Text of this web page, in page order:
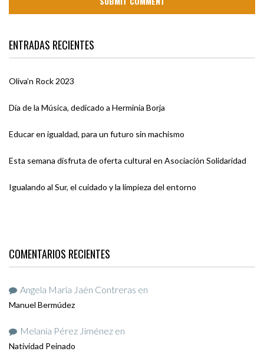
ENTRADAS RECIENTES
Oliva’n Rock 2023
Día de la Música, dedicado a Herminia Borja
Educar en igualdad, para un futuro sin machismo
Esta semana disfruta de oferta cultural en Asociación Solidaridad
Igualando al Sur, el cuidado y la limpieza del entorno
COMENTARIOS RECIENTES
Angela María Jaén Contreras en
Manuel Bermúdez
Melania Pérez Jiménez en
Natividad Peinado